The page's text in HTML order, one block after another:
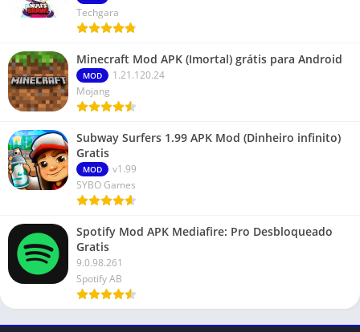
Techgara
Minecraft Mod APK (Imortal) grátis para Android
MOD
1.21.120.24
Mojang
Subway Surfers 1.99 APK Mod (Dinheiro infinito)
Gratis
MOD
v1.99
SYBO Games
Spotify Mod APK Mediafire: Pro Desbloqueado
Gratis
9.0.98.261
Spotify AB